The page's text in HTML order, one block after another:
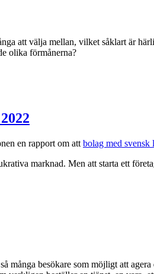
att välja mellan, vilket såklart är
olika förmånerna?
en rapport om att bolag med svensk
marknad. Men att starta ett
många besökare som möjligt att